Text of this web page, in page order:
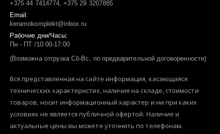
+375 44 7414774, +375 29 3207885
Email:
keramokomplekt@inbox.ru
Рабочие дни/Часы:
Пн - ПТ /10:00-17:00
(Возможна отгрузка Сб-Вс, по предварительной договоренности)
Вся представленная на сайте информация, касающаяся
технических характеристик, наличия на складе, стоимости
товаров, носит информационный характер и ни при каких
условиях не является публичной офертой. Наличие и
актуальные цены вы можете уточнить по телефонам.